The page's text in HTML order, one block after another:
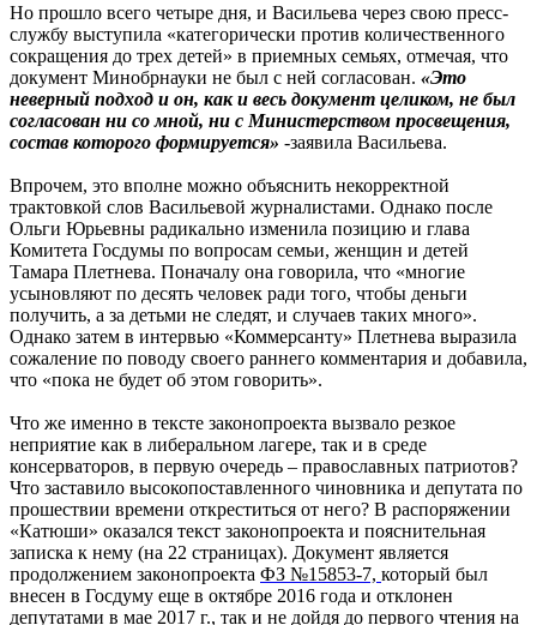
Но прошло всего четыре дня, и Васильева через свою пресс-
службу выступила «категорически против количественного
сокращения до трех детей» в приемных семьях, отмечая, что
документ Минобрнауки не был с ней согласован. «Это
неверный подход и он, как и весь документ целиком, не был
согласован ни со мной, ни с Министерством просвещения,
состав которого формируется» -заявила Васильева.
Впрочем, это вполне можно объяснить некорректной
трактовкой слов Васильевой журналистами. Однако после
Ольги Юрьевны радикально изменила позицию и глава
Комитета Госдумы по вопросам семьи, женщин и детей
Тамара Плетнева. Поначалу она говорила, что «многие
усыновляют по десять человек ради того, чтобы деньги
получить, а за детьми не следят, и случаев таких много».
Однако затем в интервью «Коммерсанту» Плетнева выразила
сожаление по поводу своего раннего комментария и добавила,
что «пока не будет об этом говорить».
Что же именно в тексте законопроекта вызвало резкое
неприятие как в либеральном лагере, так и в среде
консерваторов, в первую очередь – православных патриотов?
Что заставило высокопоставленного чиновника и депутата по
прошествии времени откреститься от него? В распоряжении
«Катюши» оказался текст законопроекта и пояснительная
записка к нему (на 22 страницах). Документ является
продолжением законопроекта ФЗ №15853-7, который был
внесен в Госдуму еще в октябре 2016 года и отклонен
депутатами в мае 2017 г., так и не дойдя до первого чтения на